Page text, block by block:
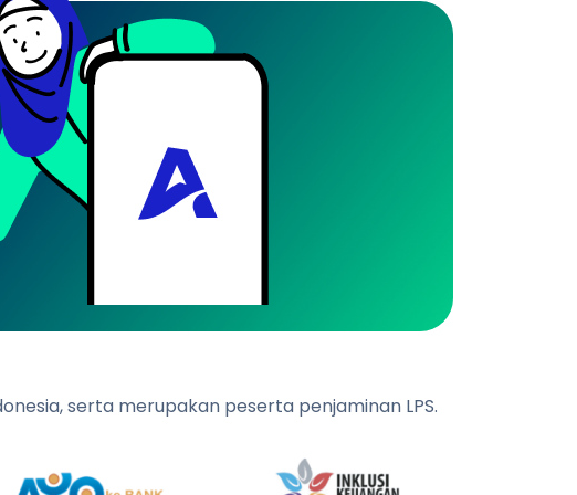
serta merupakan peserta penjaminan LPS.